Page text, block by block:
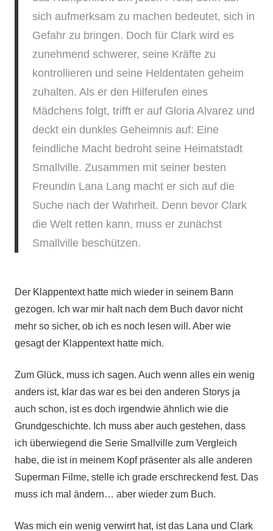
sich aufmerksam zu machen bedeutet, sich in
Gefahr zu bringen. Doch für Clark wird es
zunehmend schwerer, seine Kräfte zu
kontrollieren und seine Heldentaten geheim
zuhalten. Als er den Hilferufen eines
Mädchens folgt, trifft er auf Gloria Alvarez und
deckt ein dunkles Geheimnis auf: Eine
feindliche Macht bedroht seine Heimatstadt
Smallville. Zusammen mit seiner besten
Freundin Lana Lang macht er sich auf die
Suche nach der Wahrheit. Denn bevor Clark
die Welt retten kann, muss er zunächst
Smallville beschützen.
Der Klappentext hatte mich wieder in seinem Bann
gezogen. Ich war mir halt nach dem Buch davor nicht
mehr so sicher, ob ich es noch lesen will. Aber wie
gesagt der Klappentext hatte mich.
Zum Glück, muss ich sagen. Auch wenn alles ein wenig
anders ist, klar das war es bei den anderen Storys ja
auch schon, ist es doch irgendwie ähnlich wie die
Grundgeschichte. Ich muss aber auch gestehen, dass
ich überwiegend die Serie Smallville zum Vergleich
habe, die ist in meinem Kopf präsenter als alle anderen
Superman Filme, stelle ich grade erschreckend fest. Das
muss ich mal ändern… aber wieder zum Buch.
Was mich ein wenig verwirrt hat, ist das Lana und Clark